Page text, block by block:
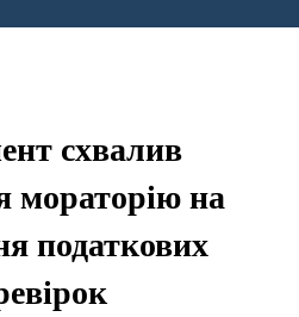
схвалив
мораторію на
податкових